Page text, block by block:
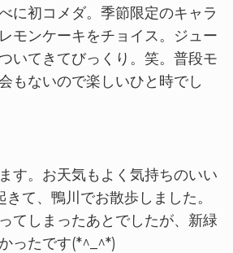
に初コメダ。季節限定のキャラ
モンケーキをチョイス。ジュー
いてきてびっくり。笑。普段モ
もないので楽しいひと時でし
す。お天気もよく気持ちのいい
て、鴨川でお散歩しました。
てしまったあとでしたが、新緑
ったです(*^_^*)